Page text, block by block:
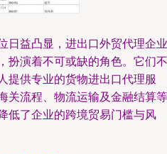
日益凸显，进出口外贸代理企业
扮演着不可或缺的角色。它们不
提供专业的货物进出口代理服
关流程、物流运输及金融结算等
低了企业的跨境贸易门槛与风